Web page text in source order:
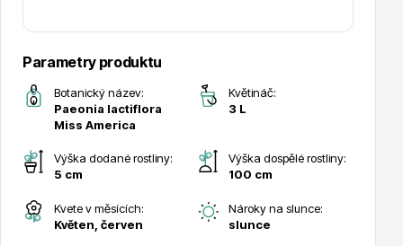
Trvalky
Bylinky do kuchyně
Parametry produktu
Botanický název:
Paeonia lactiflora
Miss America
Květináč:
3 L
Výška dodané rostliny:
5 cm
Výška dospělé rostliny:
100 cm
Kvete v měsících:
Květen, červen
Nároky na slunce:
slunce